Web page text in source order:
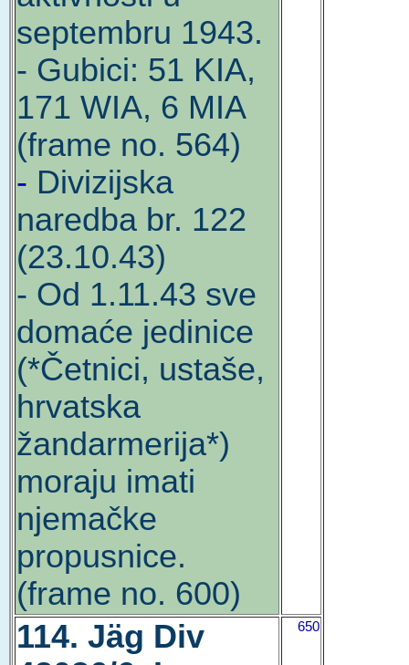
septembru 1943.
- Gubici: 51 KIA,
171 WIA, 6 MIA
(frame no. 564)
- Divizijska
naredba br. 122
(23.10.43)
- Od 1.11.43 sve
domaće jedinice
(*Četnici, ustaše,
hrvatska
žandarmerija*)
moraju imati
njemačke
propusnice.
(frame no. 600)
114. Jäg Div
650